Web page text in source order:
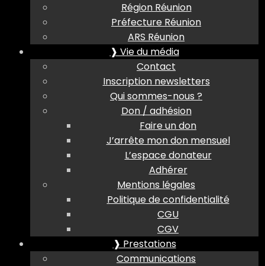
Région Réunion
Préfecture Réunion
ARS Réunion
❱ Vie du média
Contact
Inscription newsletters
Qui sommes-nous ?
Don / adhésion
Faire un don
J’arrête mon don mensuel
L’espace donateur
Adhérer
Mentions légales
Politique de confidentialité
CGU
CGV
❱ Prestations
Communications